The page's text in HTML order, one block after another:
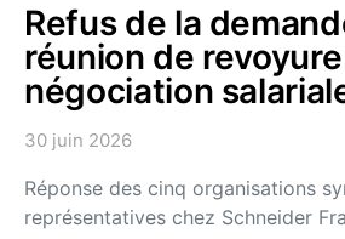
Refus de la
réunion de
négociation
30 juin 2026
Réponse des cinq organisations
représentatives chez Schneider